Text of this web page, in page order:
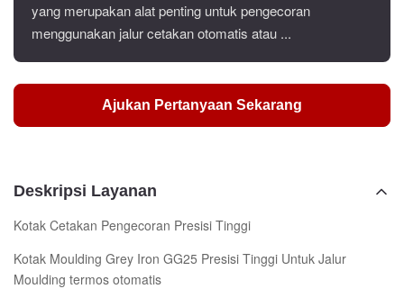
yang merupakan alat penting untuk pengecoran
menggunakan jalur cetakan otomatis atau ...
Ajukan Pertanyaan Sekarang
Deskripsi Layanan
Kotak Cetakan Pengecoran Presisi Tinggi
Kotak Moulding Grey Iron GG25 Presisi Tinggi Untuk Jalur
Moulding termos otomatis